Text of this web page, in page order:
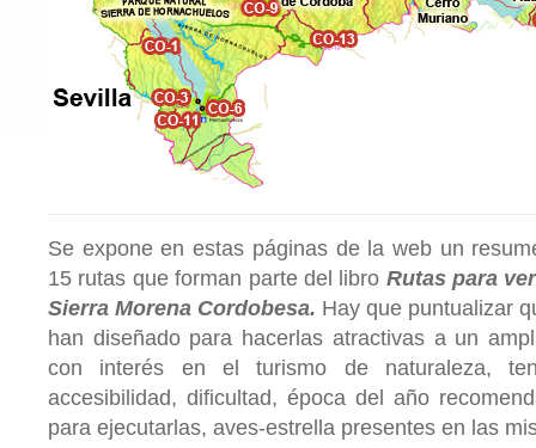
Se expone en estas páginas de la web un
15 rutas que forman parte del libro Rutas para
Sierra Morena Cordobesa. Hay que puntualizar
han diseñado para hacerlas atractivas a un
con interés en el turismo de naturaleza,
accesibilidad, dificultad, época del año
para ejecutarlas, aves-estrella presentes en las